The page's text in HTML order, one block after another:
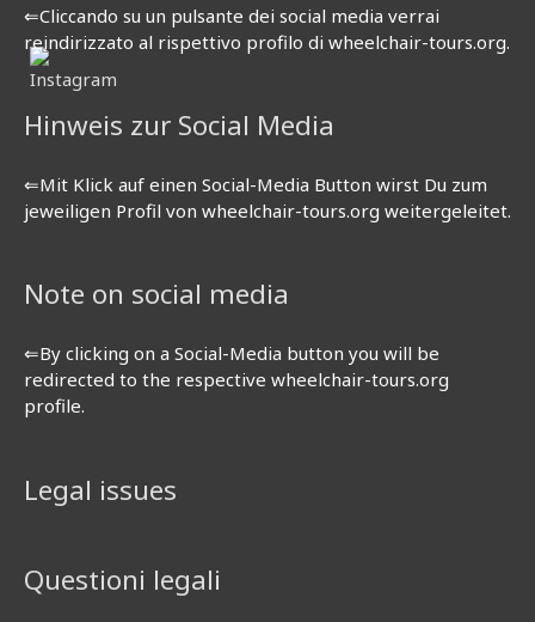
⇐Cliccando su un pulsante dei social media verrai
reindirizzato al rispettivo profilo di wheelchair-tours.org.
Hinweis zur Social Media
⇐Mit Klick auf einen Social-Media Button wirst Du zum
jeweiligen Profil von wheelchair-tours.org weitergeleitet.
Note on social media
⇐By clicking on a Social-Media button you will be
redirected to the respective wheelchair-tours.org
profile.
Legal issues
Questioni legali